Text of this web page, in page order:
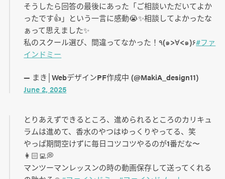
そうしたら回答の最後にあった「ご相談いただいてよか
ったです👍」という一言に感動😭✨相談してよかったな
ぁって思えました✨
私のスクール選び、間違ってなかった！٩(๑>∀<๑)۶#ファ
インドミー
— まき│WebデザインPF作成中 (@MakiA_design11)
June 2, 2025
とりあえずできるところ、進められるところのカリキュ
ラムは進めて、香水のやつはゆっくりやってる、笑
やっぱ期間空けずに毎日コツコツやるのが1番だな〜
👩🏻‍💻💭
マンツーマンレッスンの時の動画保存して送ってくれる